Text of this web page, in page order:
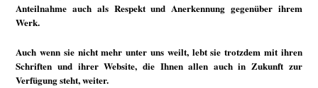
Anteilnahme auch als Respekt und Anerkennung gegenüber ihrem
Werk.
Auch wenn sie nicht mehr unter uns weilt, lebt sie trotzdem mit ihren
Schriften und ihrer Website, die Ihnen allen auch in Zukunft zur
Verfügung steht, weiter.